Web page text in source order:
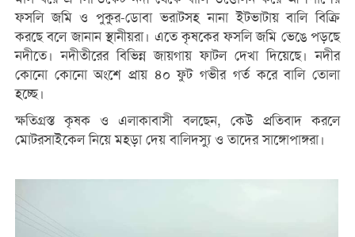
ফসলি জমি ও পুকুর-ডোবা ভরাটসহ নানা ইটভাটায় বালি বিক্রি
করছে বলে জানান স্থানীয়রা। এতে কৃষকের ফসলি জমি ভেঙে পড়ছে
নদীতে। নদীতীরের বিভিন্ন জায়গায় ফাটল দেখা দিয়েছে। নদীর
কোনো কোনো অংশে প্রায় ৪০ ফুট গভীর গর্ত করে বালি তোলা
হচ্ছে।
ক্ষতিগ্রস্ত কৃষক ও এলাকাবাসী বলছেন, কেউ প্রতিবাদ করলে
মোটরসাইকেল নিয়ে মহড়া দেয় বালিদস্যু ও তাদের সাঙ্গোপাঙ্গরা।